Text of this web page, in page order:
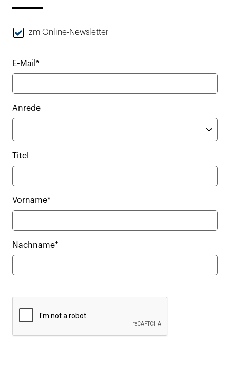
zm Online-Newsletter
E-Mail*
Anrede
Titel
Vorname*
Nachname*